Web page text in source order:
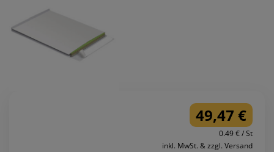
49,47 €
0.49 € / St
inkl. MwSt. & zzgl. Versand